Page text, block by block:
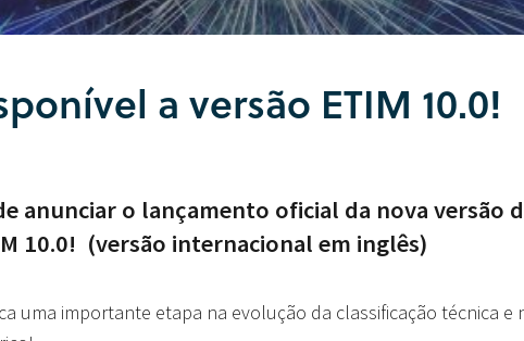
a versão ETIM 10.0!
anunciar o lançamento oficial da nova versão
10.0! (versão internacional em inglês)
uma importante etapa na evolução da classificação técnica e